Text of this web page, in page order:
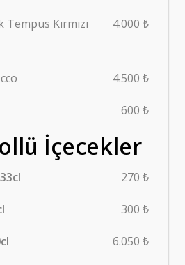
Tempus Kırmızı
4.000 ₺
4.500 ₺
600 ₺
İçecekler
270 ₺
300 ₺
6.050 ₺